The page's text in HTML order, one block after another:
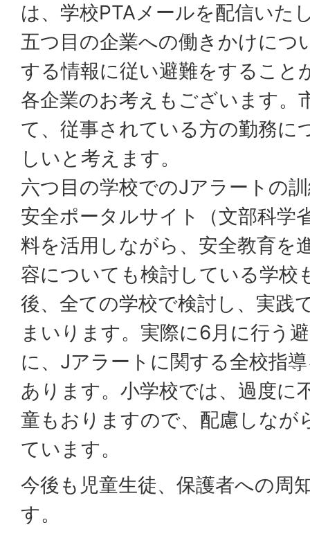
は、学校PTAメールを配信いた
五つ目の企業への働きかけにつ
する情報に従い避難をすること
各企業のお考えもございます。
て、従事されている方の勤務に
しいと考えます。
六つ目の学校でのJアラートの
安全ポータルサイト（文部科学
料を活用しながら、安全教育を
容についても検討している学校
後、全ての学校で検討し、実践
まいります。実際に6月に行う
に、Jアラートに関する全校指
あります。小学校では、過度に
童もおりますので、配慮しなが
ています。
今後も児童生徒、保護者への周
す。